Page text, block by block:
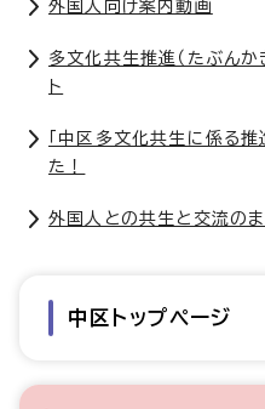
外国人向け案内動画
多文化共生推進（たぶんか
ト
「中区多文化共生に係る
た！
外国人との共生と交流の
中区トップページ